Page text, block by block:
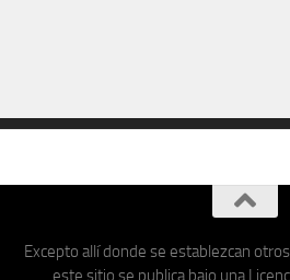
Excepto allí donde se establezcan
este sitio se publica bajo una